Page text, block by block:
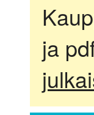
ja